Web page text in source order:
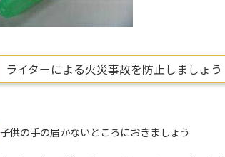
ライターによる火災事故を防止しましょう
子供の手の届かないところにおきましょう